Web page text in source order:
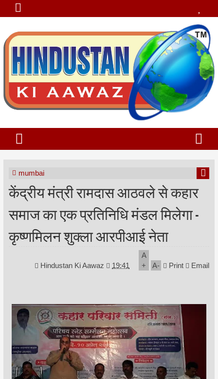
mumbai
केंद्रीय मंत्री रामदास आठवले से कहार
समाज का एक प्रतिनिधि मंडल मिलेगा -
कृष्णमिलन शुक्ला आरपीआई नेता
Hindustan Ki Aawaz 19:41
A
+
A- Print Email